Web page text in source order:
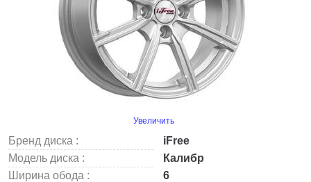
Увеличить
Бренд диска :
iFree
Модель диска :
Калибр
Ширина обода :
6